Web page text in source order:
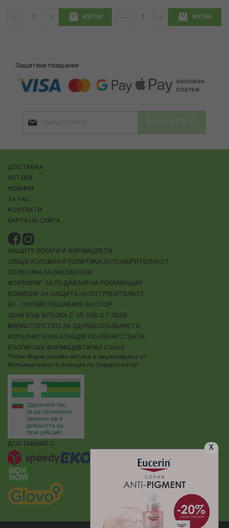
X
КУПИ КУПИ
Защитени плащания
АБОНИРАНЕ
ДОСТАВКА
АПТЕКИ
НОВИНИ
ЗА НАС
КОНТАКТИ
КАРТА НА САЙТА
НАШИТЕ ЛЕКАРИ И ФАРМАЦЕВТИ
ОБЩИ УСЛОВИЯ И ПОЛИТИКА ЗА ПОВЕРИТЕЛНОСТ
ПОЛИТИКА ЗА БИСКВИТКИ
ФОРМУЛЯР ЗА ПОДАВАНЕ НА РЕКЛАМАЦИЯ
КОМИСИЯ ЗА ЗАЩИТА НА ПОТРЕБИТЕЛИТЕ
ЕК - ОНЛАЙН РЕШАВАНЕ НА СПОР
ЦЕНИ ВЪВ ВРЪЗКА С ЧЛ. 55Б ОТ ЗВЕБ
МИНИСТЕРСТВО ЗА ЗДРАВЕОПАЗВАНЕТО
ИЗПЪЛНИТЕЛНА АГЕНЦИЯ ПО ЛЕКАРСТВАТА
БЪЛГАРСКИ ФАРМАЦЕВТИЧЕН СЪЮЗ
"Нове Фарм онлайн аптека е лицензирана от
Изпълнителната Агенция по Лекарствата"
ДОСТАВЯМЕ С: